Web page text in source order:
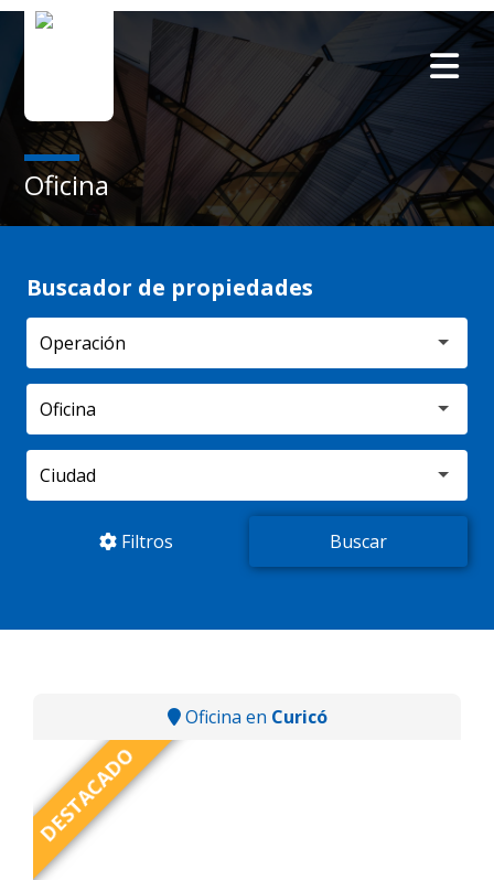
Oficina
Buscador de propiedades
Oficina
Filtros
Oficina en Curicó
DESTACADO